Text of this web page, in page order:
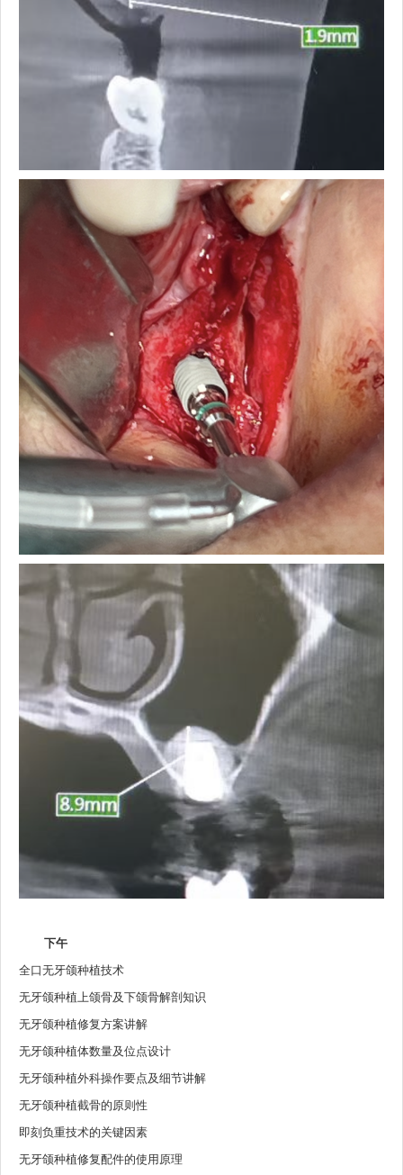
下午
全口无牙颌种植技术
无牙颌种植上颌骨及下颌骨解剖知识
无牙颌种植修复方案讲解
无牙颌种植体数量及位点设计
无牙颌种植外科操作要点及细节讲解
无牙颌种植截骨的原则性
即刻负重技术的关键因素
无牙颌种植修复配件的使用原理